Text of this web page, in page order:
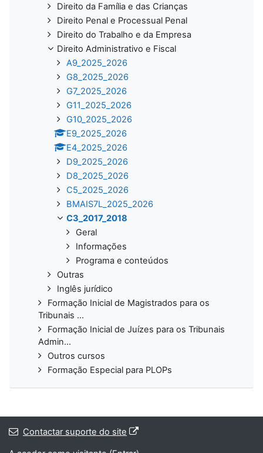
Direito da Família e das Crianças
Direito Penal e Processual Penal
Direito do Trabalho e da Empresa
Direito Administrativo e Fiscal
A9_2025_2026
G8_2025_2026
G7_2025_2026
G11_2025_2026
G10_2025_2026
E9_2025_2026
E4_2025_2026
D9_2025_2026
D8_2025_2026
C5_2025_2026
BMAIS7L_2025_2026
C3_2017_2018
Geral
Informações
Programa e conteúdos
Outras
Inglês jurídico
Formação Inicial de Magistrados para os
Tribunais ...
Formação Inicial de Juízes para os Tribunais
Admin...
Outros cursos
Formação Especial para PLOPs
Contactar suporte do site